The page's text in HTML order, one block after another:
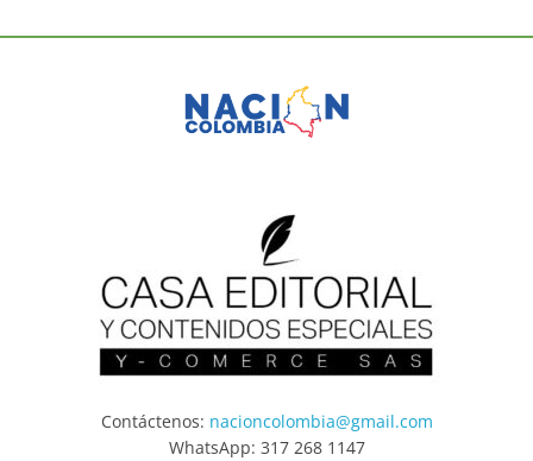
Contáctenos: nacioncolombia@gmail.com
WhatsApp: 317 268 1147